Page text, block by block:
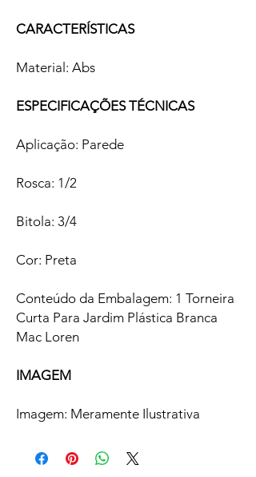
CARACTERÍSTICAS
Material: Abs
ESPECIFICAÇÕES TÉCNICAS
Aplicação: Parede
Rosca: 1/2
Bitola: 3/4
Cor: Preta
Conteúdo da Embalagem: 1 Torneira
Curta Para Jardim Plástica Branca
Mac Loren
IMAGEM
Imagem: Meramente Ilustrativa